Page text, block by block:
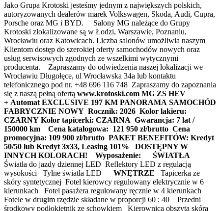
Jako Grupa Krotoski jesteśmy jednym z największych polskich,
autoryzowanych dealerów marek Volkswagen, Skoda, Audi, Cupra,
Porsche oraz MG i BYD. Salony MG należące do Grupy
Krotoski zlokalizowane są w Łodzi, Warszawie, Poznaniu,
Wrocławiu oraz Katowicach. Liczba salonów umożliwia naszym
Klientom dostęp do szerokiej oferty samochodów nowych oraz
usług serwisowych zgodnych ze wszelkimi wytycznymi
producenta. Zapraszamy do odwiedzenia naszej lokalizacji we
Wrocławiu Długołęce, ul Wrocławska 34a lub kontaktu
telefonicznego pod nr. +48 696 116 748 Zapraszamy do zapoznania
się z naszą pełną ofertą www.krotoski.com MG ZS HEV
+ Automat EXCLUSIVE 197 KM PANORAMA SAMOCHÓD
FABRYCZNIE NOWY Rocznik: 2026 Kolor lakieru:
CZARNY Kolor tapicerki: CZARNA Gwarancja: 7 lat /
150000 km
Cena katalogowa: 121 950 zł/brutto Cena
promocyjna: 109 900 zł/brutto PAKET BENEFITÓW: Kredyt
50/50 lub Kredyt 3x33, Leasing 101%
DOSTĘPNY W
INNYCH KOLORACH!
Wyposażenie:
ŚWIATŁA
Światła do jazdy dziennej LED Reflektory LED z regulacją
wysokości Tylne światła LED
WNĘTRZE
Tapicerka ze
skóry syntetycznej Fotel kierowcy regulowany elektrycznie w 6
kierunkach Fotel pasażera regulowany ręcznie w 4 kierunkach
Fotele w drugim rzędzie składane w proporcji 60 : 40 Przedni
środkowy podłokietnik ze schowkiem Kierownica obszyta skórą